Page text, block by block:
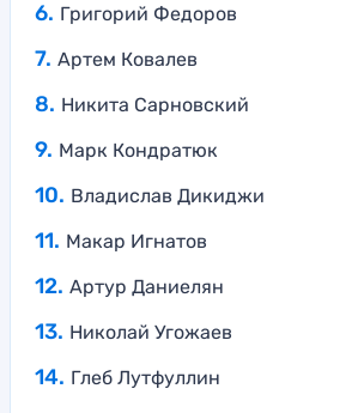
Григорий Федоров
Артем Ковалев
Никита Сарновский
Марк Кондратюк
Владислав Дикиджи
Макар Игнатов
Артур Даниелян
Николай Угожаев
Глеб Лутфуллин